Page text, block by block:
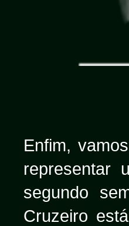
Enfim,
representar
segundo
Cruzeiro